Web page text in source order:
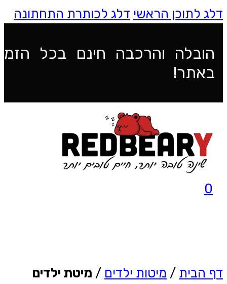
דלג לתוכן הראשי דלג לכותרת התחתונה
הובלה והרכבה חינם בכל
באתר!
0
דף הבית / מיטות ילדים / מיטת ילדים